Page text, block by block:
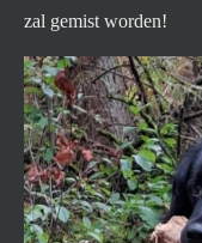
zal gemist worden!